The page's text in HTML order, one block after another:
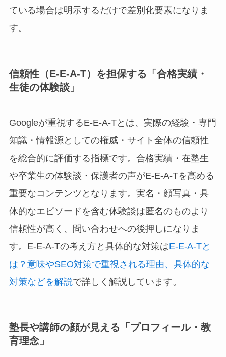
ている場合は明示するだけで差別化要素になりま
す。
信頼性（E-E-A-T）を担保する「合格実績・
生徒の体験談」
Googleが重視するE-E-A-Tとは、実際の経験・専門
知識・情報源としての権威・サイト全体の信頼性
を総合的に評価する指標です。合格実績・在塾生
や卒業生の体験談・保護者の声がE-E-A-Tを高める
重要なコンテンツとなります。実名・顔写真・具
体的なエピソードを含む体験談は匿名のものより
信頼性が高く、問い合わせへの後押しになりま
す。E-E-A-Tの考え方と具体的な対策はE-E-A-Tと
は？意味やSEO対策で重視される理由、具体的な
対策などを解説で詳しく解説しています。
塾長や講師の顔が見える「プロフィール・教
育理念」